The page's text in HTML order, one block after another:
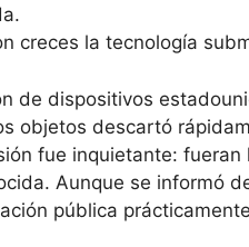
creces la tecnología
de dispositivos
objetos descartó
fue inquietante: fueran
Aunque se informó
pública